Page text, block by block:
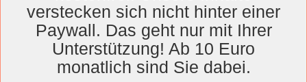
Das Wolfenbüttel Magazin arbeitet
verstecken sich nicht hinter einer
Paywall. Das geht nur mit Ihrer
Unterstützung! Ab 10 Euro
monatlich sind Sie dabei.